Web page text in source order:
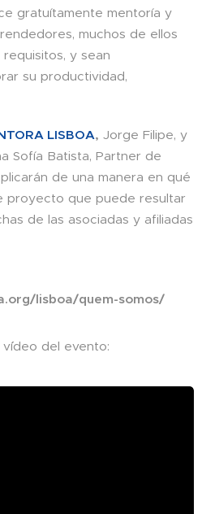
gratuítamente mentoría y
muchos de ellos
y sean
su productividad,
LISBOA, Jorge Filipe, y
Sofía Batista, Partner de
de una manera en qué
proyecto que puede resultar
de las asociadas y afiliadas
lisboa/quem-somos/
del evento: